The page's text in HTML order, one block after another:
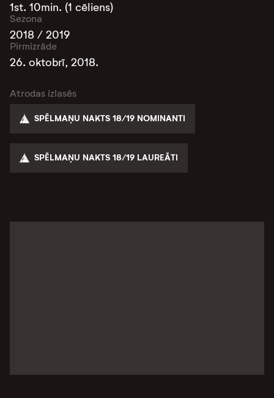
1st. 10min. (1 cēliens)
Sezona
2018 / 2019
Pirmizrāde
26. oktobrī, 2018.
Atrodas izlasēs
SPĒLMAŅU NAKTS 18/19 NOMINANTI
SPĒLMAŅU NAKTS 18/19 LAUREĀTI